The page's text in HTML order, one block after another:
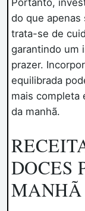
do que apenas
trata-se de
garantindo um
prazer.
equilibrada
mais completa
da manhã.
DOCES
MANHÃ